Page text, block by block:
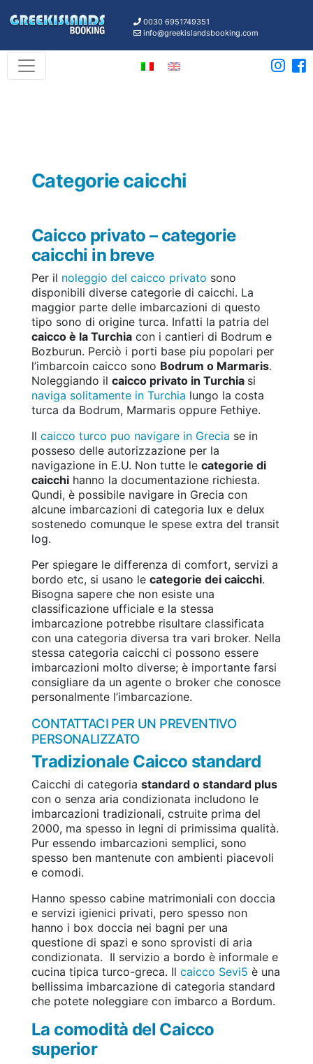
0030 6951749351
info@greekislandsbooking.com
Categorie caicchi
Caicco privato – categorie
caicchi in breve
Per il noleggio del caicco privato sono
disponibili diverse categorie di caicchi. La
maggior parte delle imbarcazioni di questo
tipo sono di origine turca. Infatti la patria del
caicco è la Turchia con i cantieri di Bodrum e
Bozburun. Perciò i porti base piu popolari per
l’imbarcoin caicco sono Bodrum o Marmaris.
Noleggiando il caicco privato in Turchia si
naviga solitamente in Turchia lungo la costa
turca da Bodrum, Marmaris oppure Fethiye.
Il caicco turco puo navigare in Grecia se in
posseso delle autorizzazione per la
navigazione in E.U. Non tutte le categorie di
caicchi hanno la documentazione richiesta.
Qundi, è possibile navigare in Grecia con
alcune imbarcazioni di categoria lux e delux
sostenedo comunque le spese extra del transit
log.
Per spiegare le differenza di comfort, servizi a
bordo etc, si usano le categorie dei caicchi.
Bisogna sapere che non esiste una
classificazione ufficiale e la stessa
imbarcazione potrebbe risultare classificata
con una categoria diversa tra vari broker. Nella
stessa categoria caicchi ci possono essere
imbarcazioni molto diverse; è importante farsi
consigliare da un agente o broker che conosce
personalmente l’imbarcazione.
CONTATTACI PER UN PREVENTIVO
PERSONALIZZATO
Tradizionale Caicco standard
Caicchi di categoria standard o standard plus
con o senza aria condizionata includono le
imbarcazioni tradizionali, cstruite prima del
2000, ma spesso in legni di primissima qualità.
Pur essendo imbarcazioni semplici, sono
spesso ben mantenute con ambienti piacevoli
e comodi.
Hanno spesso cabine matrimoniali con doccia
e servizi igienici privati, pero spesso non
hanno i box doccia nei bagni per una
questione di spazi e sono sprovisti di aria
condizionata. Il servizio a bordo è informale e
cucina tipica turco-greca. Il caicco Sevi5 è una
bellissima imbarcazione di categoria standard
che potete noleggiare con imbarco a Bordum.
La comodità del Caicco
superior